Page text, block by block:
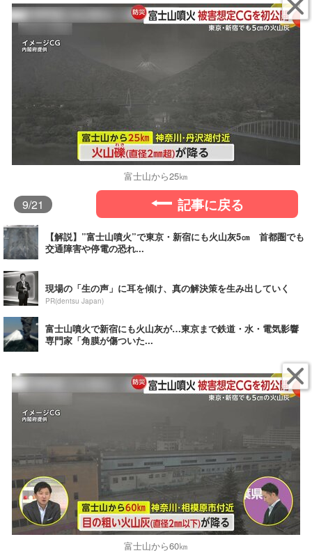
富士山から25㎞
9/21 記事に戻る
【解説】”富士山噴火”で東京・新宿にも火山灰5㎝ 首都圏でも
交通障害や停電の恐れ...
現場の「生の声」に耳を傾け、真の解決策を生み出していく
PR(dentsu Japan)
富士山噴火で新宿にも火山灰が…東京まで鉄道・水・電気影響
専門家「角膜が傷ついた...
富士山から60㎞